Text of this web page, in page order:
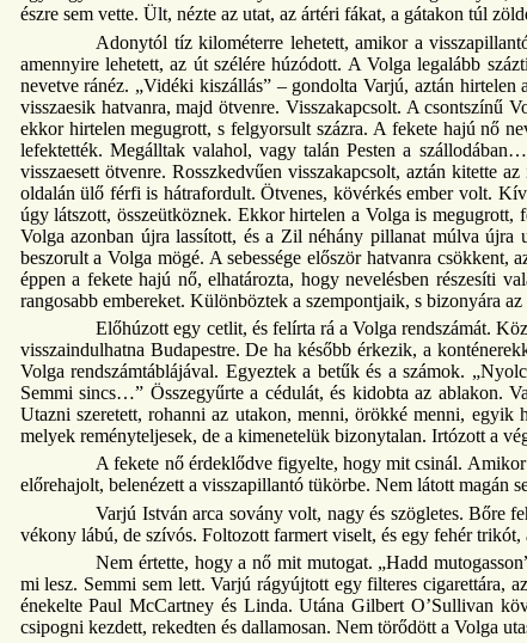
észre sem vette. Ült, nézte az utat, az ártéri fákat, a gátakon túl
Adonytól tíz kilométerre lehetett, amikor a
amennyire lehetett, az út szélére húzódott. A Volga legalább
nevetve ránéz. „Vidéki kiszállás” – gondolta Varjú, aztán
visszaesik hatvanra, majd ötvenre. Visszakapcsolt. A csontszínű
ekkor hirtelen megugrott, s felgyorsult százra. A fekete hajú nő
lefektették. Megálltak valahol, vagy talán Pesten a
visszaesett ötvenre. Rosszkedvűen visszakapcsolt, aztán kitette
oldalán ülő férfi is hátrafordult. Ötvenes, kövérkés ember volt.
úgy látszott, összeütköznek. Ekkor hirtelen a Volga is
Volga azonban újra lassított, és a Zil néhány pillanat múlva
beszorult a Volga mögé. A sebessége először hatvanra
éppen a fekete hajú nő, elhatározta, hogy nevelésben részesíti
rangosabb embereket. Különböztek a szempontjaik, s bizonyára
Előhúzott egy cetlit, és felírta rá a Volga rendszámát.
visszaindulhatna Budapestre. De ha később érkezik, a
Volga rendszámtáblájával. Egyeztek a betűk és a számok.
Semmi sincs…” Összegyűrte a cédulát, és kidobta az ablakon.
Utazni szeretett, rohanni az utakon, menni, örökké menni, egyik
melyek reményteljesek, de a kimenetelük bizonytalan. Irtózott a
A fekete nő érdeklődve figyelte, hogy mit csinál.
előrehajolt, belenézett a visszapillantó tükörbe. Nem látott magán
Varjú István arca sovány volt, nagy és szögletes. Bőre
vékony lábú, de szívós. Foltozott farmert viselt, és egy fehér
Nem értette, hogy a nő mit mutogat. „Hadd
mi lesz. Semmi sem lett. Varjú rágyújtott egy filteres cigarettára,
énekelte Paul McCartney és Linda. Utána Gilbert O’Sullivan
csipogni kezdett, rekedten és dallamosan. Nem törődött a Volga